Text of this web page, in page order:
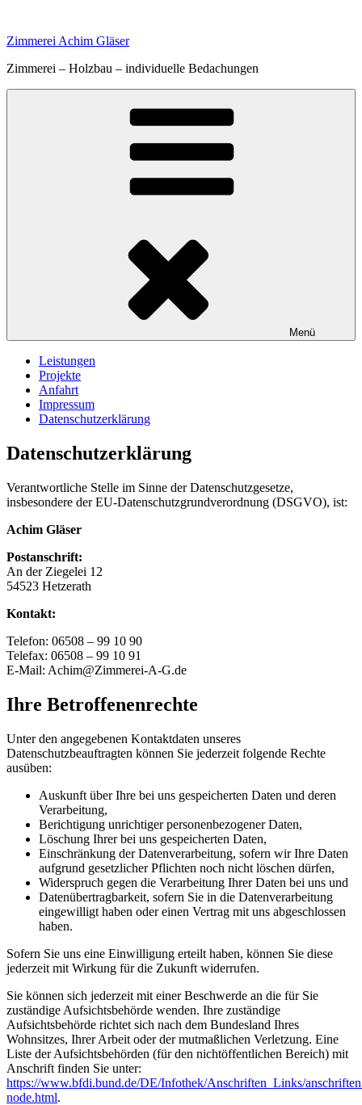
springen
Zimmerei Achim Gläser
Zimmerei – Holzbau – individuelle Bedachungen
Menü
Leistungen
Projekte
Anfahrt
Impressum
Datenschutzerklärung
Datenschutzerklärung
Verantwortliche Stelle im Sinne der Datenschutzgesetze,
insbesondere der EU-Datenschutzgrundverordnung (DSGVO), ist:
Achim Gläser
Postanschrift:
An der Ziegelei 12
54523 Hetzerath
Kontakt:
Telefon: 06508 – 99 10 90
Telefax: 06508 – 99 10 91
E-Mail: Achim@Zimmerei-A-G.de
Ihre Betroffenenrechte
Unter den angegebenen Kontaktdaten unseres
Datenschutzbeauftragten können Sie jederzeit folgende Rechte
ausüben:
Auskunft über Ihre bei uns gespeicherten Daten und deren
Verarbeitung,
Berichtigung unrichtiger personenbezogener Daten,
Löschung Ihrer bei uns gespeicherten Daten,
Einschränkung der Datenverarbeitung, sofern wir Ihre Daten
aufgrund gesetzlicher Pflichten noch nicht löschen dürfen,
Widerspruch gegen die Verarbeitung Ihrer Daten bei uns und
Datenübertragbarkeit, sofern Sie in die Datenverarbeitung
eingewilligt haben oder einen Vertrag mit uns abgeschlossen
haben.
Sofern Sie uns eine Einwilligung erteilt haben, können Sie diese
jederzeit mit Wirkung für die Zukunft widerrufen.
Sie können sich jederzeit mit einer Beschwerde an die für Sie
zuständige Aufsichtsbehörde wenden. Ihre zuständige
Aufsichtsbehörde richtet sich nach dem Bundesland Ihres
Wohnsitzes, Ihrer Arbeit oder der mutmaßlichen Verletzung. Eine
Liste der Aufsichtsbehörden (für den nichtöffentlichen Bereich) mit
Anschrift finden Sie unter:
https://www.bfdi.bund.de/DE/Infothek/Anschriften_Links/
node.html.